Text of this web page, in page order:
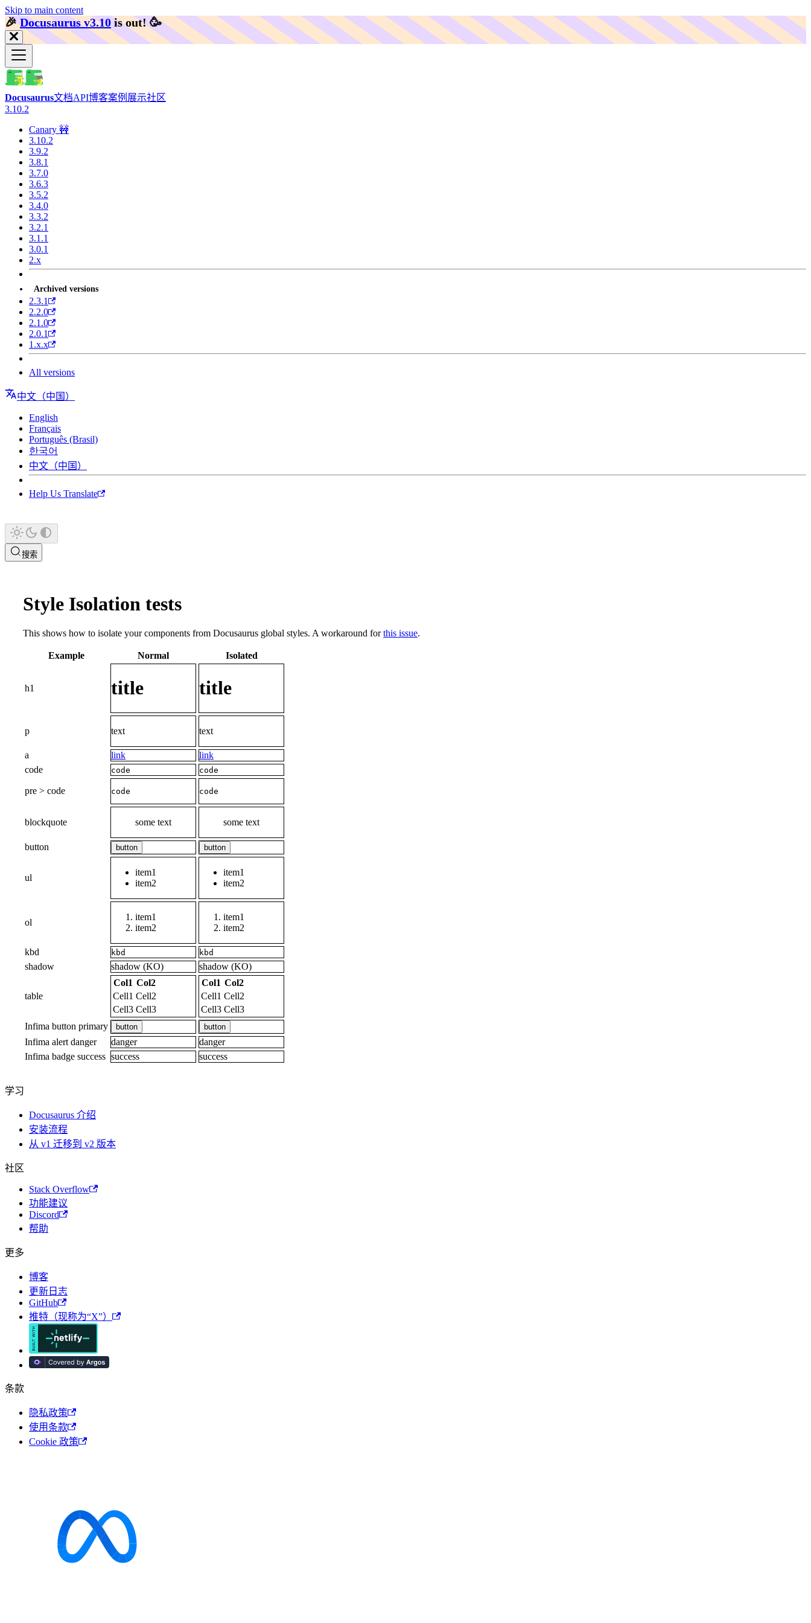
Skip to main content
🎉️Docusaurus v3.10 is out! 🥳️
Docusaurus文档API博客案例展示社区
3.10.2
Canary 🚧
3.10.2
3.9.2
3.8.1
3.7.0
3.6.3
3.5.2
3.4.0
3.3.2
3.2.1
3.1.1
3.0.1
2.x
Archived versions
2.3.1
2.2.0
2.1.0
2.0.1
1.x.x
All versions
中文（中国）
English
Français
Português (Brasil)
한국어
中文（中国）
Help Us Translate
搜索
Style Isolation tests
This shows how to isolate your components from Docusaurus global styles. A workaround for this issue.
Example Normal Isolated
h1 title title
p text text
a link
link
code
code code
pre > code code code
blockquote some text some text
button button button
ul
item1
item2
item1
item2
ol
item1
item2
item1
item2
kbd kbd kbd
shadow shadow (KO) shadow (KO)
table
Col1 Col2
Cell1 Cell2
Cell3 Cell3
Col1 Col2
Cell1 Cell2
Cell3 Cell3
Infima button primary
button button
Infima alert danger danger
danger
Infima badge success success success
学习
Docusaurus 介绍
安装流程
从 v1 迁移到 v2 版本
社区
Stack Overflow
功能建议
Discord
帮助
更多
博客
更新日志
GitHub
推特（现称为“X”）
条款
隐私政策
使用条款
Cookie 政策